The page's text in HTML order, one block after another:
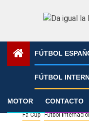
FÚTBOL
FÚTBOL
MOTOR CONTACTO
»
Fa Cup Fútbol